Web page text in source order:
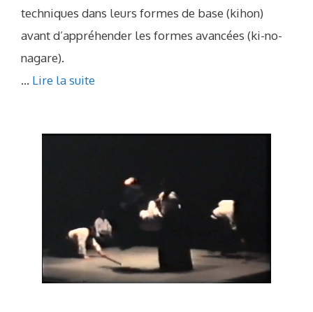
techniques dans leurs formes de base (kihon)
avant d’appréhender les formes avancées (ki-no-
nagare).
... Lire la suite